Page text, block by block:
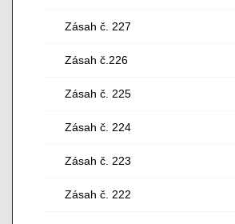
Zásah č. 227
Zásah č.226
Zásah č. 225
Zásah č. 224
Zásah č. 223
Zásah č. 222